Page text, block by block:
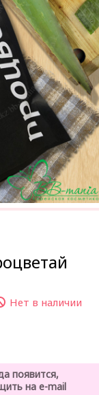
Нет в наличии
появится,
на e-mail